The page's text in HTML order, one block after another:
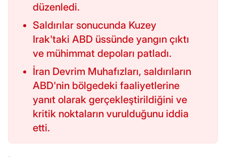
düzenledi.
Saldırılar sonucunda Kuzey
Irak'taki ABD üssünde yangın çıktı
ve mühimmat depoları patladı.
İran Devrim Muhafızları, saldırıların
ABD'nin bölgedeki faaliyetlerine
yanıt olarak gerçekleştirildiğini ve
kritik noktaların vurulduğunu iddia
etti.